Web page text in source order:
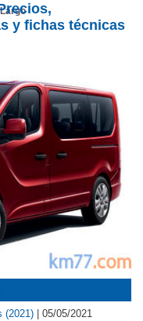
Largo
y fichas técnicas
(2021)
05/05/2021